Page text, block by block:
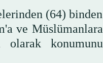
(64) binden
ve Müslümanlara
olarak konumunu